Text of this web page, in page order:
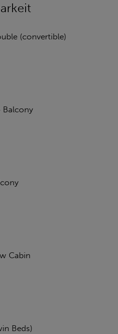
(convertible)
Balcony
Cabin
Beds)